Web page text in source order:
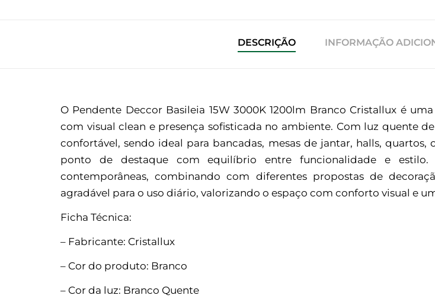
DESCRIÇÃO INFORMAÇÃO
O Pendente Deccor Basileia 15W 3000K 1200lm Branco Cristallux é
com visual clean e presença sofisticada no ambiente. Com luz quente
confortável, sendo ideal para bancadas, mesas de jantar, halls,
ponto de destaque com equilíbrio entre funcionalidade e estilo.
contemporâneas, combinando com diferentes propostas de
agradável para o uso diário, valorizando o espaço com conforto visual e
Ficha Técnica:
– Fabricante: Cristallux
– Cor do produto: Branco
– Cor da luz: Branco Quente